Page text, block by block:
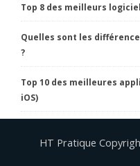
Top 8 des meilleurs
Quelles sont les
?
Top 10 des meilleures
iOS)
HT Pratique